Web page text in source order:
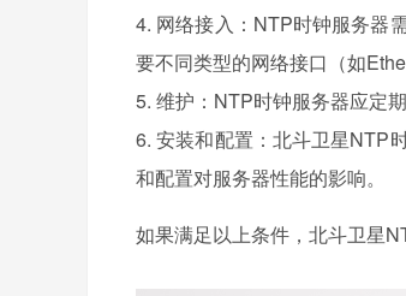
4. 网络接入：NTP时钟服务器
要不同类型的网络接口（如
5. 维护：NTP时钟服务器应定
6. 安装和配置：北斗卫星NTP
和配置对服务器性能的影响。
如果满足以上条件，北斗卫星